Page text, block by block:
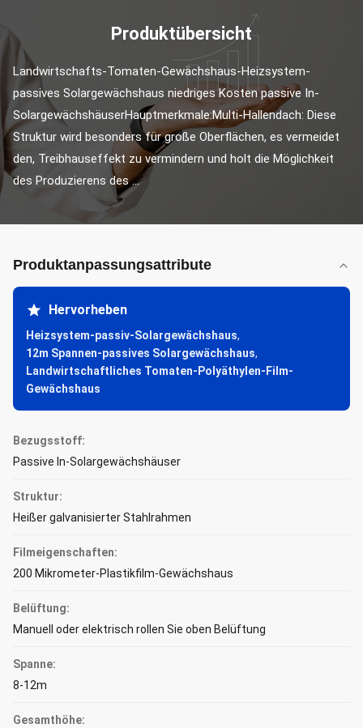
Produktübersicht
Landwirtschafts-Tomaten-Gewächshaus-Heizsystem-
passives Solargewächshaus niedriges Kosten passive In-
SolargewächshäuserHauptmerkmale:Multi-Hallendach: Diese
Struktur wird besonders für große Oberflächen, es vermeidet
den, Treibhauseffekt zu vermindern und holt die Möglichkeit
des Produzierens des ...
Produktanpassungsattribute
Hervorheben
Heizsystem-passiv-Solargewächshaus,
12m Spannen-passives Solargewächshaus,
Landwirtschaftliches Tomaten-Polyäthylen-Film-
Gewächshaus
Bezugsstoff:
Passive In-Solargewächshäuser
Struktur:
Heißer galvanisierter Stahlrahmen
Filmeigenschaften:
200 Mikrometer-Plastikfilm-Gewächshaus
Belüftung:
Manuell oder elektrisch rollen Sie oben Belüftung
Spanne:
8-12m
Gesamthöhe: